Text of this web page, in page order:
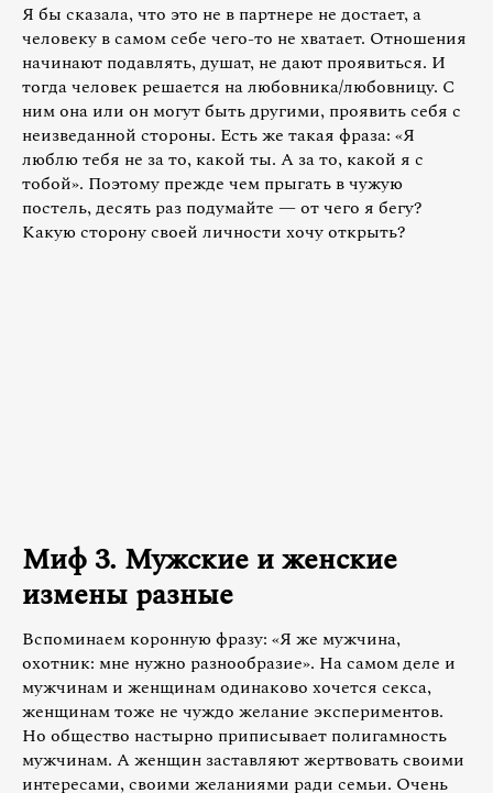
Я бы сказала, что это не в партнере не достает, а
человеку в самом себе чего-то не хватает. Отношения
начинают подавлять, душат, не дают проявиться. И
тогда человек решается на любовника/любовницу. С
ним она или он могут быть другими, проявить себя с
неизведанной стороны. Есть же такая фраза: «Я
люблю тебя не за то, какой ты. А за то, какой я с
тобой». Поэтому прежде чем прыгать в чужую
постель, десять раз подумайте — от чего я бегу?
Какую сторону своей личности хочу открыть?
Миф 3. Мужские и женские
измены разные
Вспоминаем коронную фразу: «Я же мужчина,
охотник: мне нужно разнообразие». На самом деле и
мужчинам и женщинам одинаково хочется секса,
женщинам тоже не чуждо желание экспериментов.
Но общество настырно приписывает полигамность
мужчинам. А женщин заставляют жертвовать своими
интересами, своими желаниями ради семьи. Очень